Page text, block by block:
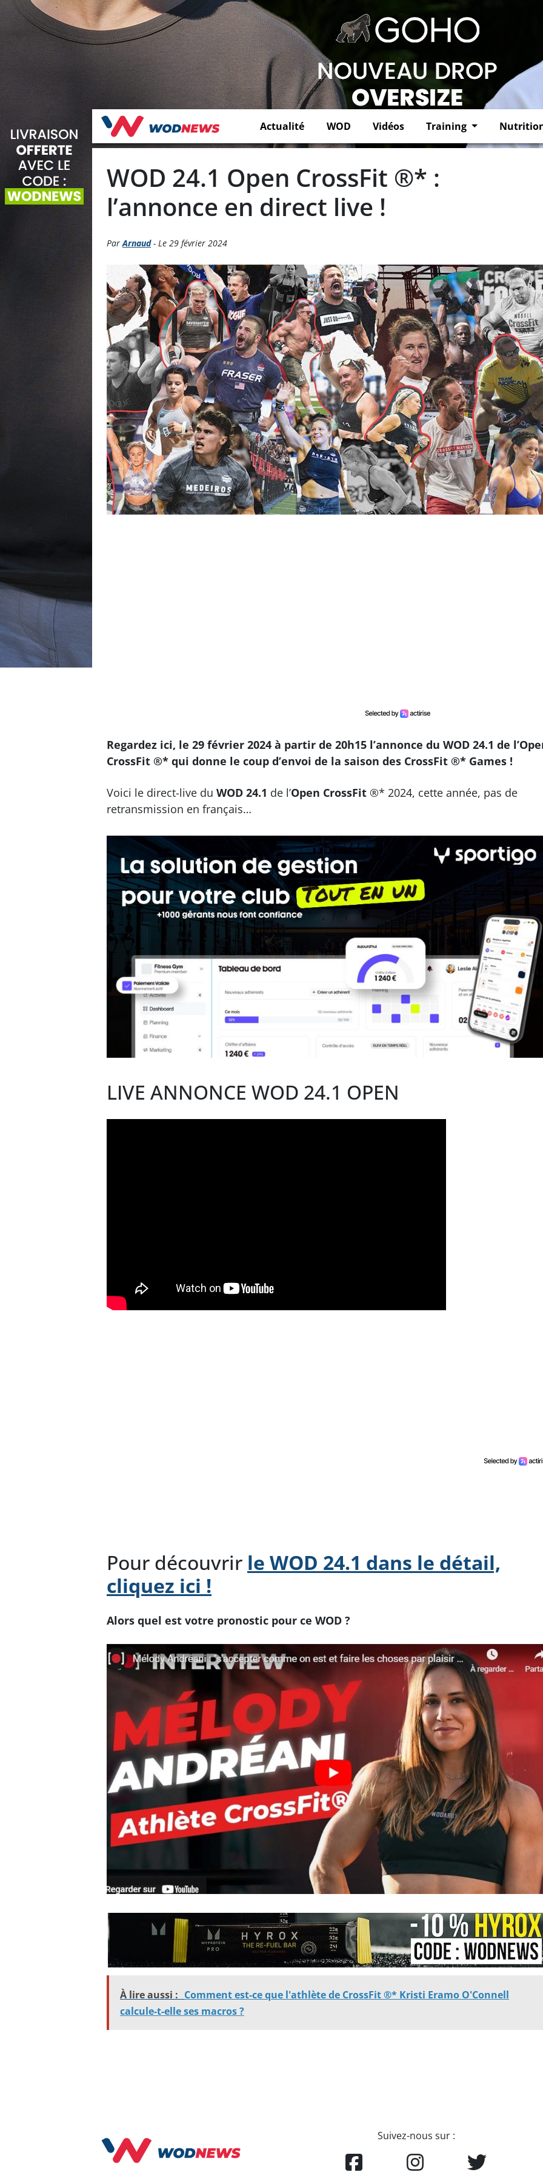
Actualité WOD Vidéos Training
WOD 24.1 Open CrossFit ®* :
l’annonce en direct live !
ParArnaud- Le 29 février 2024
Regardez ici, le 29 février 2024 à partir de 20h15 l’annonce du WOD 24.1 de
CrossFit ®* qui donne le coup d’envoi de la saison des CrossFit ®* Games !
Voici le direct-live du WOD 24.1 de l’Open CrossFit ®* 2024, cette année, pas de
retransmission en français…
LIVE ANNONCE WOD 24.1 OPEN
Pour découvrir le WOD 24.1 dans le détail,
cliquez ici !
Alors quel est votre pronostic pour ce WOD ?
À lire aussi : Comment est-ce que l'athlète de CrossFit ®* Kristi Eramo O'Connell
calcule-t-elle ses macros ?
Suivez-nous sur :